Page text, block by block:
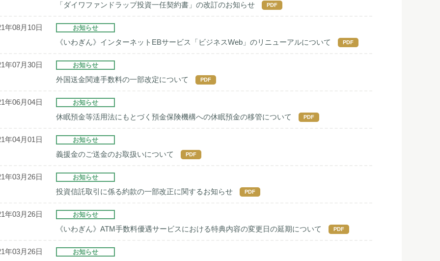
「ダイワファンドラップ投資一任契約書」の改訂のお知らせ PDF
年08月10日 お知らせ
《いわぎん》インターネットEBサービス「ビジネスWeb」のリニューアルについて PDF
年07月30日 お知らせ
外国送金関連手数料の一部改定について PDF
年06月04日 お知らせ
休眠預金等活用法にもとづく預金保険機構への休眠預金の移管について PDF
年04月01日 お知らせ
義援金のご送金のお取扱いについて PDF
年03月26日 お知らせ
投資信託取引に係る約款の一部改正に関するお知らせ PDF
年03月26日 お知らせ
《いわぎん》ATM手数料優遇サービスにおける特典内容の変更日の延期について PDF
年03月26日 お知らせ